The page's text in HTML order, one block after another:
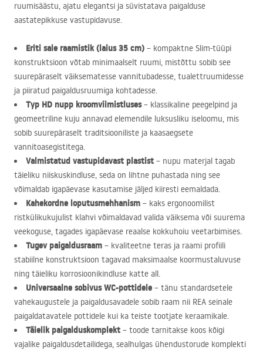
ruumisäästu, ajatu elegantsi ja süvistatava paigalduse
aastatepikkuse vastupidavuse.
Eriti sale raamistik (laius 35 cm) – kompaktne Slim-tüüpi
konstruktsioon võtab minimaalselt ruumi, mistõttu sobib see
suurepäraselt väiksematesse vannitubadesse, tualettruumidesse
ja piiratud paigaldusruumiga kohtadesse.
Typ HD nupp kroomviimistluses– klassikaline peegelpind ja
geomeetriline kuju annavad elemendile luksusliku iseloomu, mis
sobib suurepäraselt traditsiooniliste ja kaasaegsete
vannitoasegistitega.
Valmistatud vastupidavast plastist – nupu materjal tagab
täieliku niiskuskindluse, seda on lihtne puhastada ning see
võimaldab igapäevase kasutamise jäljed kiiresti eemaldada.
Kahekordne loputusmehhanism – kaks ergonoomilist
ristkülikukujulist klahvi võimaldavad valida väiksema või suurema
veekoguse, tagades igapäevase reaalse kokkuhoiu veetarbimises.
Tugev paigaldusraam – kvaliteetne teras ja raami profiili
stabiilne konstruktsioon tagavad maksimaalse koormustaluvuse
ning täieliku korrosioonikindluse katte all.
Universaalne sobivus WC-pottidele – tänu standardsetele
vahekaugustele ja paigaldusavadele sobib raam nii REA seinale
paigaldatavatele pottidele kui ka teiste tootjate keraamikale.
Täielik paigalduskomplekt – toode tarnitakse koos kõigi
vajalike paigaldusdetailidega, sealhulgas ühendustorude komplekti